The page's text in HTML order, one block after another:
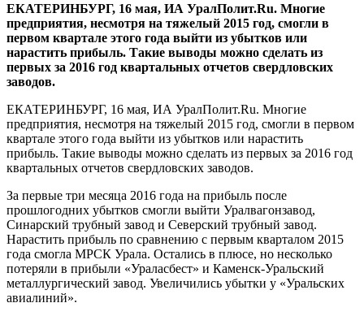
ЕКАТЕРИНБУРГ, 16 мая, ИА УралПолит.Ru. Многие
предприятия, несмотря на тяжелый 2015 год, смогли в
первом квартале этого года выйти из убытков или
нарастить прибыль. Такие выводы можно сделать из
первых за 2016 год квартальных отчетов свердловских
заводов.
ЕКАТЕРИНБУРГ, 16 мая, ИА УралПолит.Ru. Многие
предприятия, несмотря на тяжелый 2015 год, смогли в первом
квартале этого года выйти из убытков или нарастить
прибыль. Такие выводы можно сделать из первых за 2016 год
квартальных отчетов свердловских заводов.
За первые три месяца 2016 года на прибыль после
прошлогодних убытков смогли выйти Уралвагонзавод,
Синарский трубный завод и Северский трубный завод.
Нарастить прибыль по сравнению с первым кварталом 2015
года смогла МРСК Урала. Остались в плюсе, но несколько
потеряли в прибыли «Ураласбест» и Каменск-Уральский
металлургический завод. Увеличились убытки у «Уральских
авиалиний».